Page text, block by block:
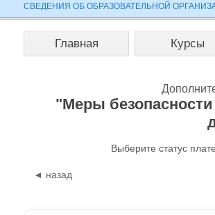
СВЕДЕНИЯ ОБ ОБРАЗОВАТЕЛЬНОЙ
Главная Курсы
"Меры
Выберите статус
◄ назад